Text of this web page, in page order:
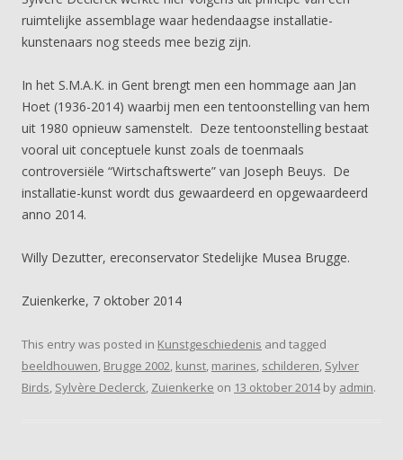
ruimtelijke assemblage waar hedendaagse installatie-
kunstenaars nog steeds mee bezig zijn.
In het S.M.A.K. in Gent brengt men een hommage aan Jan
Hoet (1936-2014) waarbij men een tentoonstelling van hem
uit 1980 opnieuw samenstelt. Deze tentoonstelling bestaat
vooral uit conceptuele kunst zoals de toenmaals
controversiële “Wirtschaftswerte” van Joseph Beuys. De
installatie-kunst wordt dus gewaardeerd en opgewaardeerd
anno 2014.
Willy Dezutter, ereconservator Stedelijke Musea Brugge.
Zuienkerke, 7 oktober 2014
This entry was posted in Kunstgeschiedenis and tagged
beeldhouwen, Brugge 2002, kunst, marines, schilderen, Sylver
Birds, Sylvère Declerck, Zuienkerke on 13 oktober 2014by admin.